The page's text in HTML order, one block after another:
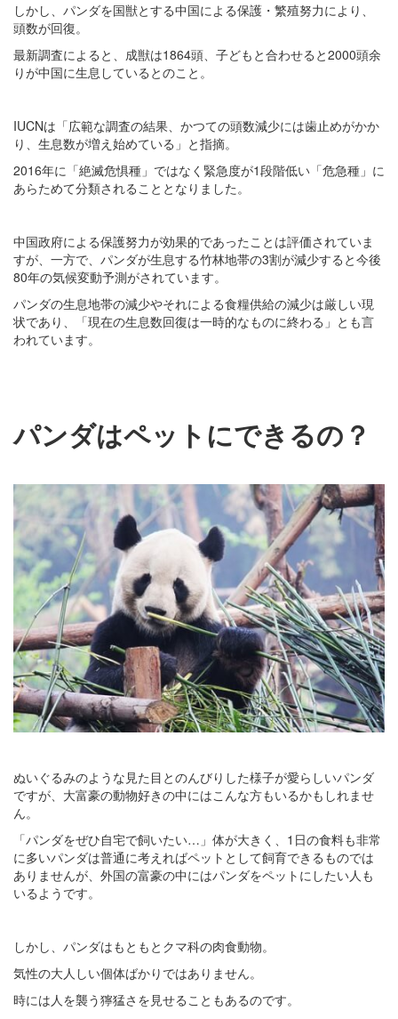
しかし、パンダを国獣とする中国による保護・繁殖努力により、
頭数が回復。
最新調査によると、成獣は1864頭、子どもと合わせると2000頭余
りが中国に生息しているとのこと。
IUCNは「広範な調査の結果、かつての頭数減少には歯止めがかか
り、生息数が増え始めている」と指摘。
2016年に「絶滅危惧種」ではなく緊急度が1段階低い「危急種」に
あらためて分類されることとなりました。
中国政府による保護努力が効果的であったことは評価されていま
すが、一方で、パンダが生息する竹林地帯の3割が減少すると今後
80年の気候変動予測がされています。
パンダの生息地帯の減少やそれによる食糧供給の減少は厳しい現
状であり、「現在の生息数回復は一時的なものに終わる」とも言
われています。
パンダはペットにできるの？
ぬいぐるみのような見た目とのんびりした様子が愛らしいパンダ
ですが、大富豪の動物好きの中にはこんな方もいるかもしれませ
ん。
「パンダをぜひ自宅で飼いたい…」体が大きく、1日の食料も非常
に多いパンダは普通に考えればペットとして飼育できるものでは
ありませんが、外国の富豪の中にはパンダをペットにしたい人も
いるようです。
しかし、パンダはもともとクマ科の肉食動物。
気性の大人しい個体ばかりではありません。
時には人を襲う獰猛さを見せることもあるのです。